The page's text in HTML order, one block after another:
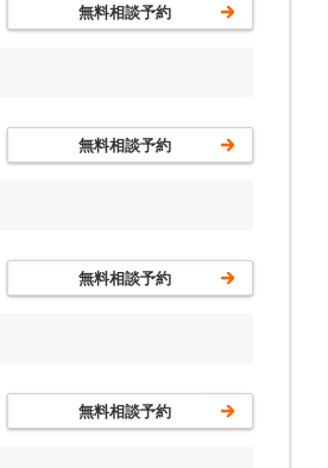
無料相談予約
無料相談予約
無料相談予約
無料相談予約